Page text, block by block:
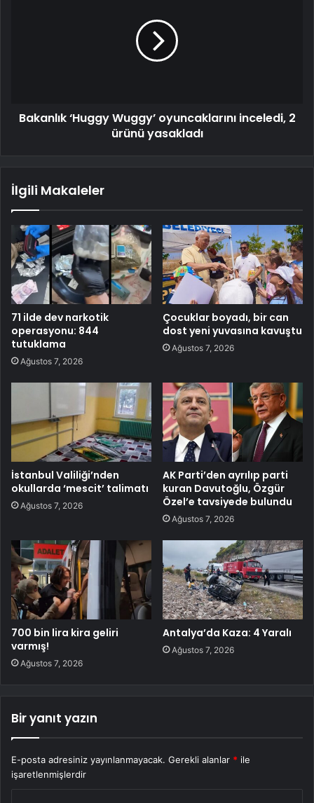
Bakanlık ‘Huggy Wuggy’ oyuncaklarını inceledi, 2
ürünü yasakladı
İlgili Makaleler
71 ilde dev narkotik
operasyonu: 844
tutuklama
Ağustos 7, 2026
Çocuklar boyadı, bir can
dost yeni yuvasına kavuştu
Ağustos 7, 2026
İstanbul Valiliği’nden
okullarda ‘mescit’ talimatı
Ağustos 7, 2026
AK Parti’den ayrılıp parti
kuran Davutoğlu, Özgür
Özel’e tavsiyede bulundu
Ağustos 7, 2026
700 bin lira kira geliri
varmış!
Ağustos 7, 2026
Antalya’da Kaza: 4 Yaralı
Ağustos 7, 2026
Bir yanıt yazın
E-posta adresiniz yayınlanmayacak. Gerekli alanlar * ile
işaretlenmişlerdir